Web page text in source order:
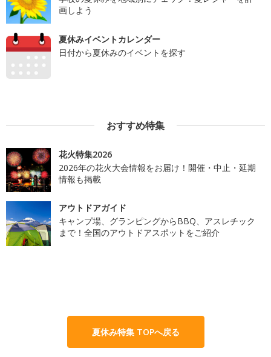
画しよう
夏休みイベントカレンダー
日付から夏休みのイベントを探す
おすすめ特集
花火特集2026
2026年の花火大会情報をお届け！開催・中止・延期
情報も掲載
アウトドアガイド
キャンプ場、グランピングからBBQ、アスレチック
まで！全国のアウトドアスポットをご紹介
夏休み特集 TOPへ戻る